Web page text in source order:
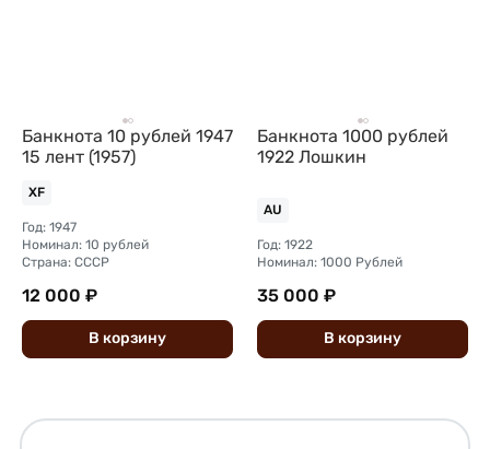
Банкнота 10 рублей 1947
15 лент (1957)
XF
Год: 1947
Номинал: 10 рублей
Страна: СССР
12 000 ₽
В корзину
Банкнота 1000 рублей
1922 Лошкин
AU
Год: 1922
Номинал: 1000 Рублей
35 000 ₽
В корзину